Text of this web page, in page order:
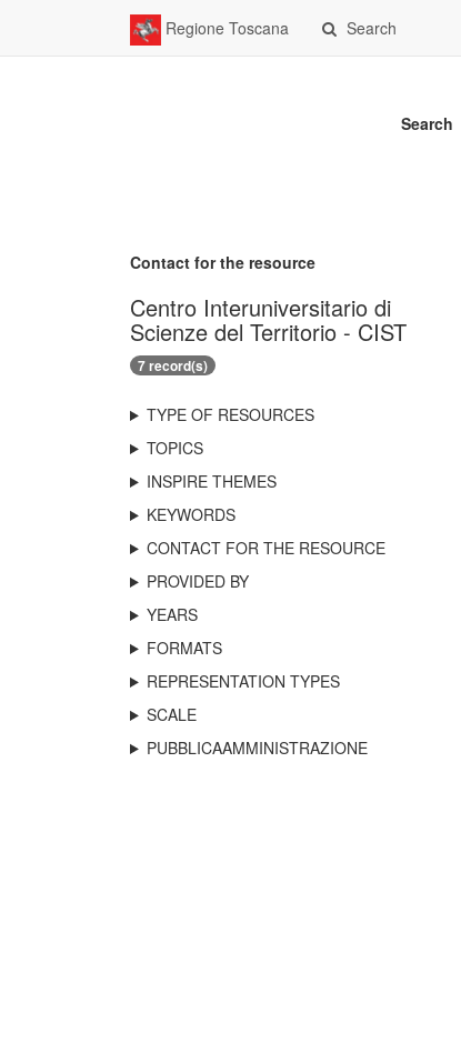
Regione Toscana Search
Search
Contact for the resource
Centro Interuniversitario di
Scienze del Territorio - CIST
7 record(s)
TYPE OF RESOURCES
TOPICS
INSPIRE THEMES
KEYWORDS
CONTACT FOR THE RESOURCE
PROVIDED BY
YEARS
FORMATS
REPRESENTATION TYPES
SCALE
PUBBLICAAMMINISTRAZIONE